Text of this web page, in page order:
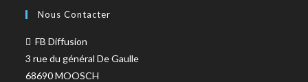
Nous Contacter
FB Diffusion
3 rue du général De Gaulle
68690 MOOSCH